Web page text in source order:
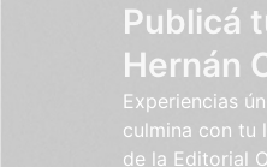
Publicá
Hernán
Experiencias
culmina con tu
de la Editorial